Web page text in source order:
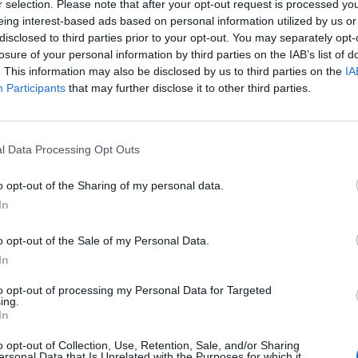
selection. Please note that after your opt-out request is processed
interest-based ads based on personal information utilized by us
to third parties prior to your opt-out. You may separately
of your personal information by third parties on the IAB’s list of
This information may also be disclosed by us to third parties on the
Participants that may further disclose it to other third parties.
Data Processing Opt Outs
opt-out of the Sharing of my personal data.
opt-out of the Sale of my Personal Data.
opt-out of processing my Personal Data for Targeted
opt-out of Collection, Use, Retention, Sale, and/or Sharing
Σε… παράλληλο σύμπαν -ανεξάρτητα του
γεγονότος ότι επικράτησε στο Αγρίνιο-
φαίνεται ότι βρίσκεται ο Λεβαδειακός. Οι
Βοιωτοί διαμαρτύρονται μέσω των όσων...
TitormosNet Team
ΕΙΔΗΣΕΙΣ / 1 έτος
Με τέσσερις απουσίες ο
Ο Λεβαδειακός φιλοξενείται στην πρεμιέρα
Παπαδόπουλος δεν θα έχει μαζί του τους